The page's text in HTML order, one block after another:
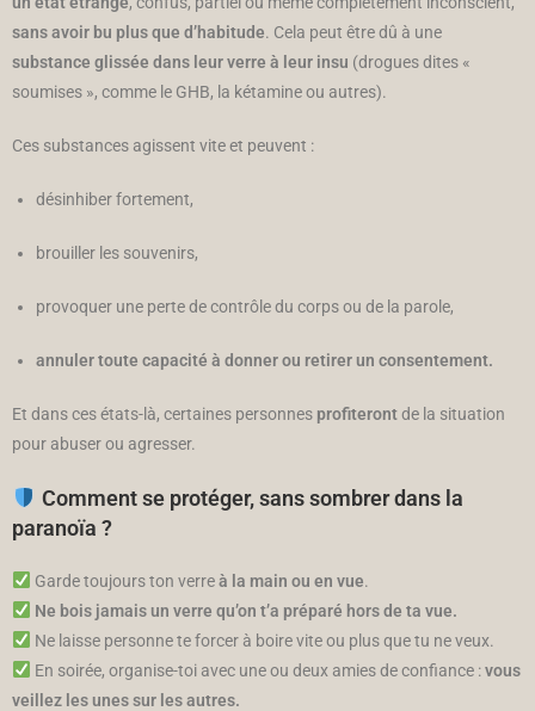
sans avoir bu plus que d’habitude. Cela peut être dû à une
substance glissée dans leur verre à leur insu (drogues dites «
soumises », comme le GHB, la kétamine ou autres).
Ces substances agissent vite et peuvent :
désinhiber fortement,
brouiller les souvenirs,
provoquer une perte de contrôle du corps ou de la parole,
annuler toute capacité à donner ou retirer un consentement.
Et dans ces états-là, certaines personnes profiterontde la situation
pour abuser ou agresser.
Comment se protéger, sans sombrer dans la
paranoïa ?
Garde toujours ton verreà la main ou en vue.
Ne bois jamais un verre qu’on t’a préparé hors de ta vue.
Ne laisse personne te forcer à boire vite ou plus que tu ne veux.
En soirée, organise-toi avec une ou deux amies de confiance :vous
veillez les unes sur les autres.